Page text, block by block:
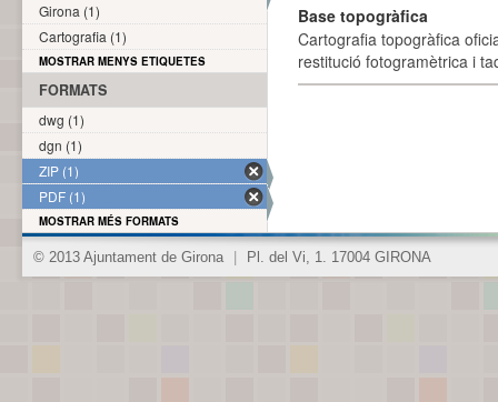
Base topogràfica
Cartografia topogràfica
restitució fotogramètrica i
Girona (1)
Cartografia (1)
MOSTRAR MENYS ETIQUETES
FORMATS
dwg (1)
dgn (1)
ZIP (1)
PDF (1)
MOSTRAR MÉS FORMATS
© 2013 Ajuntament de Girona Pl. del Vi, 1. 17004 GIRONA